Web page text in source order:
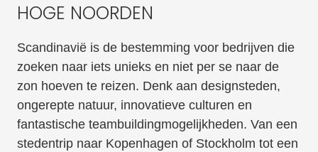
HOGE NOORDEN
Scandinavië is de bestemming voor bedrijven die
zoeken naar iets unieks en niet per se naar de
zon hoeven te reizen. Denk aan designsteden,
ongerepte natuur, innovatieve culturen en
fantastische teambuildingmogelijkheden. Van een
stedentrip naar Kopenhagen of Stockholm tot een